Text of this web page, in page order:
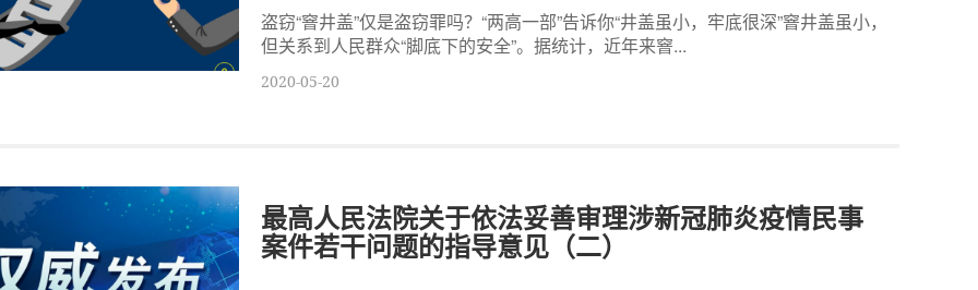
盗窃“窨井盖”仅是盗窃罪吗？“两高一部”告诉你“井盖虽小，牢底很深”窨井盖虽小，
但关系到人民群众“脚底下的安全”。据统计，近年来窨...
2020-05-20
最高人民法院关于依法妥善审理涉新冠肺炎疫情民事
案件若干问题的指导意见（二）